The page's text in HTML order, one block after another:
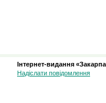
Інтернет-видання
Надіслати повідомлення